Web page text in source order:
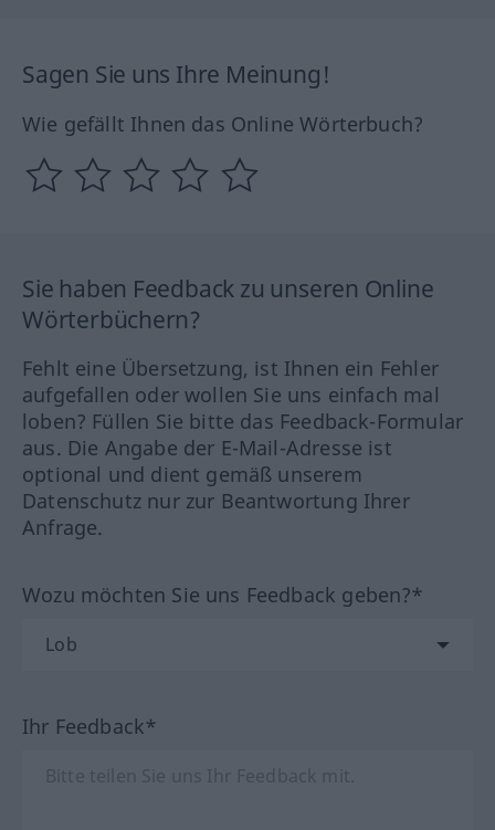
Sagen Sie uns Ihre Meinung!
Wie gefällt Ihnen das Online Wörterbuch?
Sie haben Feedback zu unseren Online
Wörterbüchern?
Fehlt eine Übersetzung, ist Ihnen ein Fehler
aufgefallen oder wollen Sie uns einfach mal
loben? Füllen Sie bitte das Feedback-Formular
aus. Die Angabe der E-Mail-Adresse ist
optional und dient gemäß unserem
Datenschutz nur zur Beantwortung Ihrer
Anfrage.
Wozu möchten Sie uns Feedback geben?*
Ihr Feedback*